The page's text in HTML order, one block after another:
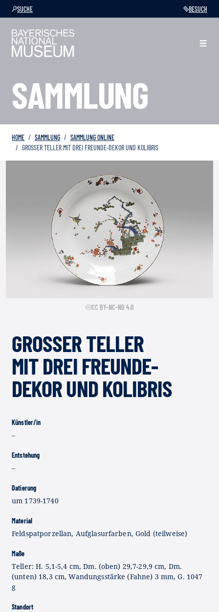
SUCHE BESUCH
SAMMLUNG
HOME SAMMLUNG
SAMMLUNG ONLINE
GROSSER TELLER MIT DREI FREUNDE-DEKOR UND KOLIBRIS
CC BY-NC-ND 4.0
GROSSER TELLER M
IT DREI FREUNDE-D
EKOR UND KOLIBRIS
Künstler/in
–
Entstehung
–
Datierung
um 1739-1740
Material
Feldspatporzellan, Aufglasurfarben, Gold (teilweise)
Maße
Teller: H. 5,1-5,4 cm, Dm. (oben) 29,7-29,9 cm, Dm.
(unten) 18,3 cm, Wandungsstärke (Fahne) 3 mm, G. 1047
g
Standort